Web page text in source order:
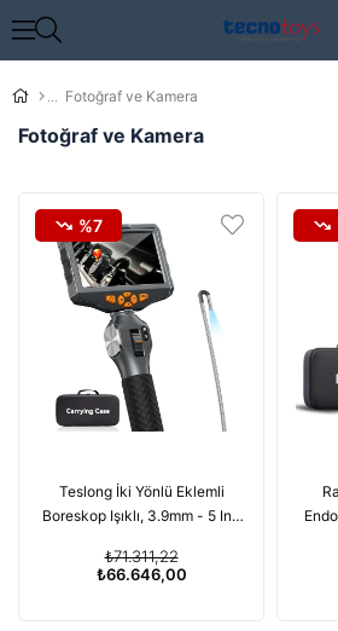
Fotoğraf ve Kamera
Fotoğraf ve Kamera
Teslong İki Yönlü Eklemli
Boreskop Işıklı, 3.9mm - 5 Inc
₺66.646,00
₺71.311,22
%7